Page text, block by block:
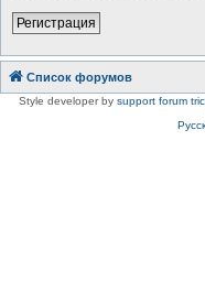
Регистрация
Список форумов
Style developer by support forum